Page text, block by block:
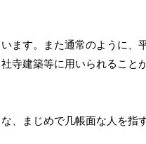
ます。また通常のように、
社寺建築等に用いられること
、まじめで几帳面な人を指